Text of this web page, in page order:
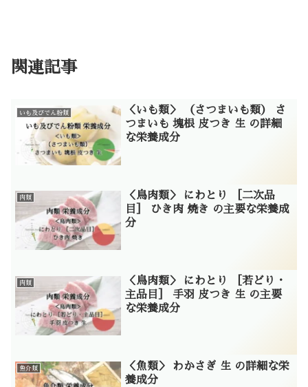
関連記事
いも及びでん粉類
＜いも類＞ （さつまいも類） さ
つまいも 塊根 皮つき 生 の詳細
な栄養成分
肉類
＜鳥肉類＞ にわとり ［二次品
目］ ひき肉 焼き の主要な栄養成
分
肉類
＜鳥肉類＞ にわとり ［若どり・
主品目］ 手羽 皮つき 生 の主要
な栄養成分
魚介類
＜魚類＞ わかさぎ 生 の詳細な栄
養成分